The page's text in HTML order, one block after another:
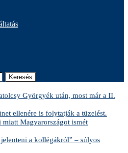
Keresés
Györgyék után, most már a II.
ellenére is folytatják a tüzelést.
Magyarországot ismét
a kollégákról” – súlyos